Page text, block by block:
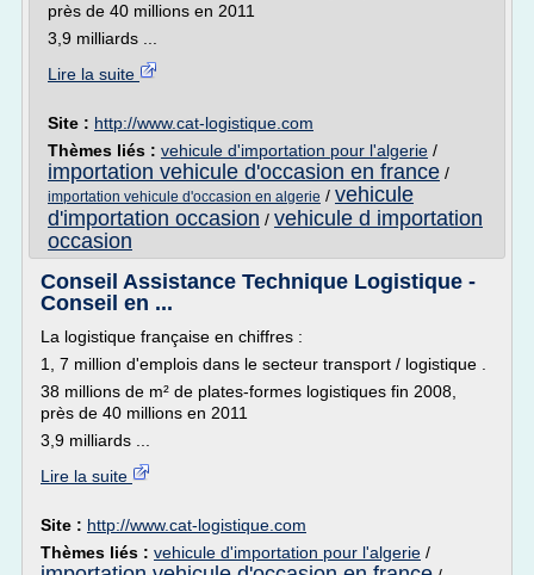
près de 40 millions en 2011
3,9 milliards ...
Lire la suite
Site : http://www.cat-logistique.com
Thèmes liés : vehicule d'importation pour l'algerie /
importation vehicule d'occasion en france /
importation vehicule d'occasion en algerie / vehicule
d'importation occasion / vehicule d importation
occasion
Conseil Assistance Technique Logistique -
Conseil en ...
La logistique française en chiffres :
1, 7 million d'emplois dans le secteur transport / logistique .
38 millions de m² de plates-formes logistiques fin 2008,
près de 40 millions en 2011
3,9 milliards ...
Lire la suite
Site : http://www.cat-logistique.com
Thèmes liés : vehicule d'importation pour l'algerie /